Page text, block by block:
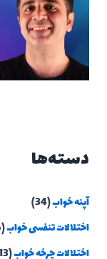
دسته‌ها
آپنه خواب(34)
اختلالات تنفسی خواب(96)
اختلالات چرخه خواب(13)